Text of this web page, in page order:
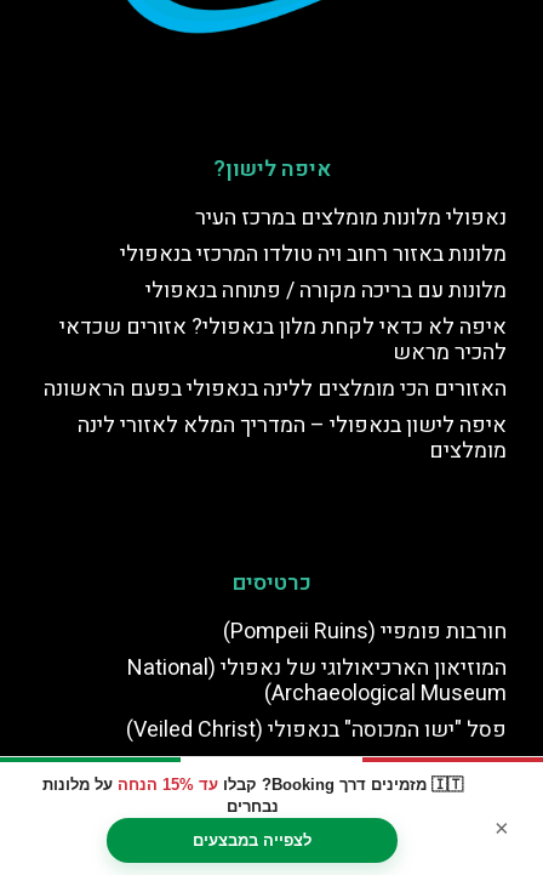
🇮🇹 מזמינים דרך Booking? קבלו עד 15% הנחה
על מלונות
נבחרים
לצפייה במבצעים
×
איפה לישון?
נאפולי מלונות מומלצים במרכז העיר
מלונות באזור רחוב ויה טולדו המרכזי בנאפולי
מלונות עם בריכה מקורה / פתוחה בנאפולי
איפה לא כדאי לקחת מלון בנאפולי? אזורים שכדאי
להכיר מראש
האזורים הכי מומלצים ללינה בנאפולי בפעם הראשונה
איפה לישון בנאפולי – המדריך המלא לאזורי לינה
מומלצים
כרטיסים
חורבות פומפיי (Pompeii Ruins)
המוזיאון הארכיאולוגי של נאפולי (National
Archaeological Museum)
פסל "ישו המכוסה" בנאפולי (Veiled Christ)
אוטובוס מנאפולי לשדה תעופה ברומא
כרטיס כניסה למנהרות התחתית של נאפולי כולל סיור
מודרך
מוזיאון פיניַאטלי בנאפולי – וילה היסטורית, כרכרות